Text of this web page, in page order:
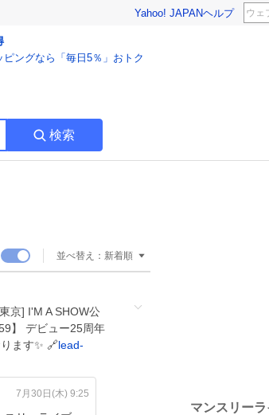
Yahoo! JAPANヘルプ
ピングなら「毎日5％」おトク
検索
並べ替え： 新着順
京] I'M A SHOW公
】 デビュー25周年
ます✨ 🔗lead-
7月30日(木) 9:25
マンスリー